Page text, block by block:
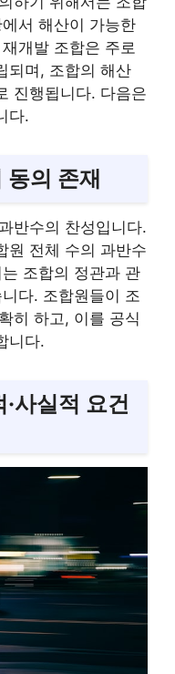
서 해산이 가능한
개발 조합은 주로
되며, 조합의 해산
진행됩니다. 다음은
다.
의 존재
반수의 찬성입니다.
원 전체 수의 과반수
조합의 정관과 관
다. 조합원들이 조
히 하고, 이를 공식
니다.
사실적 요건